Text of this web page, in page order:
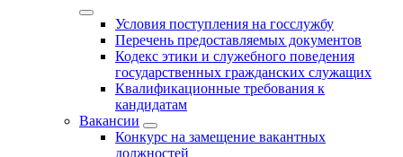
Условия поступления на госслужбу
Перечень предоставляемых документов
Кодекс этики и служебного поведения
государственных гражданских служащих
Квалификационные требования к
кандидатам
Вакансии
Конкурс на замещение вакантных
должностей